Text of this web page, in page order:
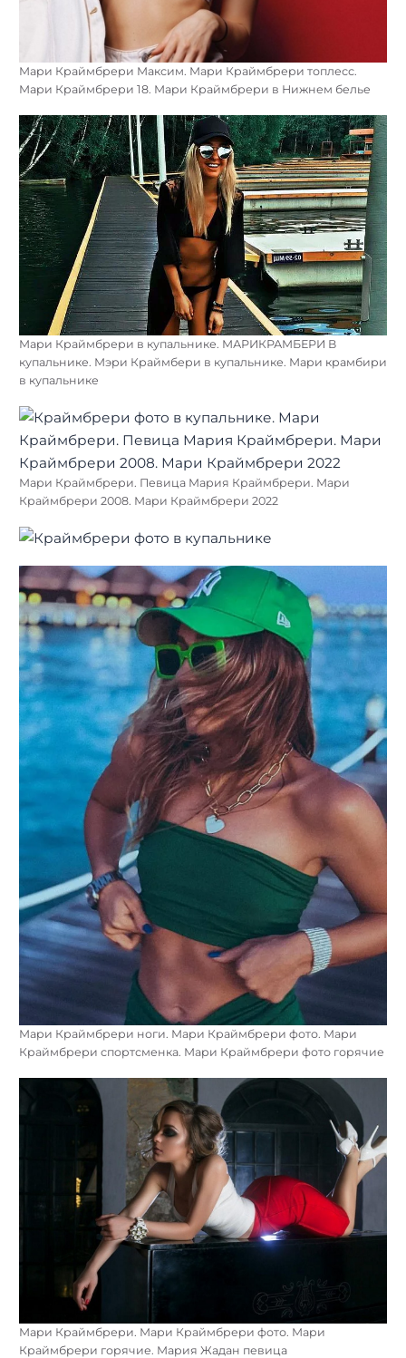
Мари Краймбрери Максим. Мари Краймбрери топлесс.
Мари Краймбрери 18. Мари Краймбрери в Нижнем белье
Мари Краймбрери в купальнике. МАРИКРАМБЕРИ В
купальнике. Мэри Краймбери в купальнике. Мари крамбири
в купальнике
Мари Краймбрери. Певица Мария Краймбрери. Мари
Краймбрери 2008. Мари Краймбрери 2022
Мари Краймбрери ноги. Мари Краймбрери фото. Мари
Краймбрери спортсменка. Мари Краймбрери фото горячие
Мари Краймбрери. Мари Краймбрери фото. Мари
Краймбрери горячие. Мария Жадан певица